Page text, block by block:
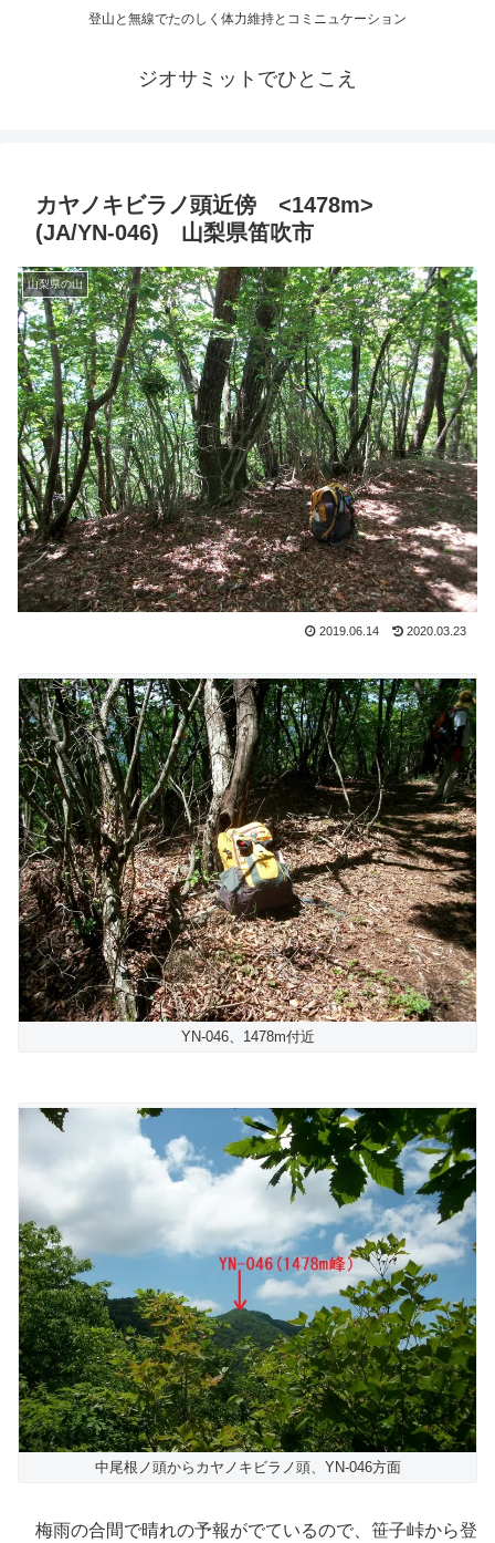
登山と無線でたのしく体力維持とコミニュケーション
ジオサミットでひとこえ
カヤノキビラノ頭近傍 <1478m>
(JA/YN-046) 山梨県笛吹市
山梨県の山
2019.06.14 2020.03.23
YN-046、1478m付近
中尾根ノ頭からカヤノキビラノ頭、YN-046方面
梅雨の合間で晴れの予報がでているので、笹子峠から登